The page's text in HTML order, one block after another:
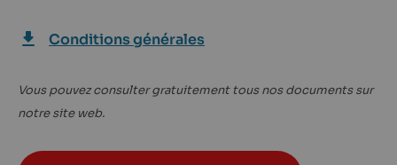
Conditions générales
Vous pouvez consulter gratuitement tous nos documents sur
notre site web.